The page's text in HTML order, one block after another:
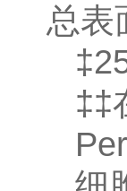
总
‡‡